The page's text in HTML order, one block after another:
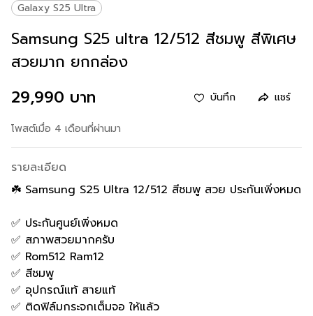
Galaxy S25 Ultra
Samsung S25 ultra 12/512 สีชมพู สีพิเศษ
สวยมาก ยกกล่อง
29,990 บาท
บันทึก แชร์
โพสต์เมื่อ 4 เดือนที่ผ่านมา
รายละเอียด
☘️ Samsung S25 Ultra 12/512 สีชมพู สวย ประกันเพิ่งหมด
✅ ประกันศูนย์เพิ่งหมด
✅ สภาพสวยมากครับ
✅ Rom512 Ram12
✅ สีชมพู
✅ อุปกรณ์แท้ สายแท้
✅ ติดฟิล์มกระจกเต็มจอ ให้แล้ว